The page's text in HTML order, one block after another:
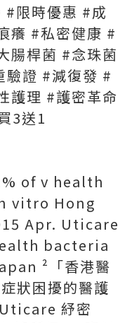
限時優惠 #成
癢 #私密健康 #
腸桿菌 #念珠菌
驗證 #減復發 #
護理 #護密革命
3送1
of v health
vitro Hong
Apr. Uticare
bacteria
²「香港醫
狀困擾的醫護
紓密